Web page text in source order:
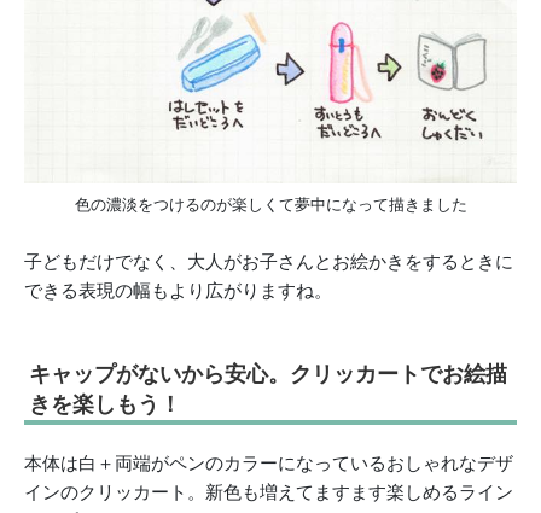
色の濃淡をつけるのが楽しくて夢中になって描きました
子どもだけでなく、大人がお子さんとお絵かきをするときに
できる表現の幅もより広がりますね。
キャップがないから安心。クリッカートでお絵描
きを楽しもう！
本体は白＋両端がペンのカラーになっているおしゃれなデザ
インのクリッカート。新色も増えてますます楽しめるライン